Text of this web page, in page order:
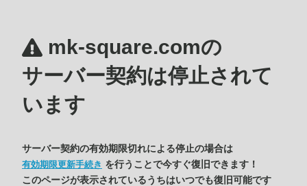
mk-square.comの
サーバー契約は停止されて
います
サーバー契約の有効期限切れによる停止の場合は
有効期限更新手続き を行うことで今すぐ復旧できます！
このページが表示されているうちはいつでも復旧可能です